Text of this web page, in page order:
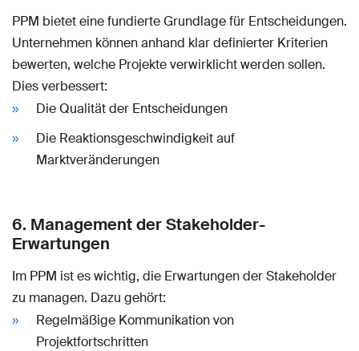
PPM bietet eine fundierte Grundlage für Entscheidungen.
Unternehmen können anhand klar definierter Kriterien
bewerten, welche Projekte verwirklicht werden sollen.
Dies verbessert:
Die Qualität der Entscheidungen
Die Reaktionsgeschwindigkeit auf
Marktveränderungen
6. Management der Stakeholder-
Erwartungen
Im PPM ist es wichtig, die Erwartungen der Stakeholder
zu managen. Dazu gehört:
Regelmäßige Kommunikation von
Projektfortschritten